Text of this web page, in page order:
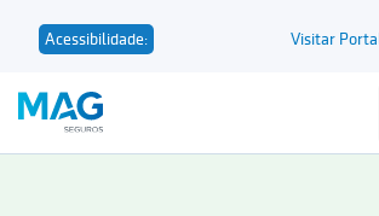
Acessibilidade: Visitar